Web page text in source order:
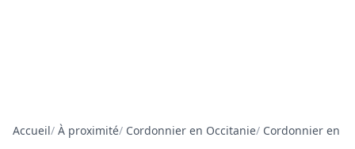
Accueil/ À proximité/ Cordonnier en Occitanie/ Cordonnier en